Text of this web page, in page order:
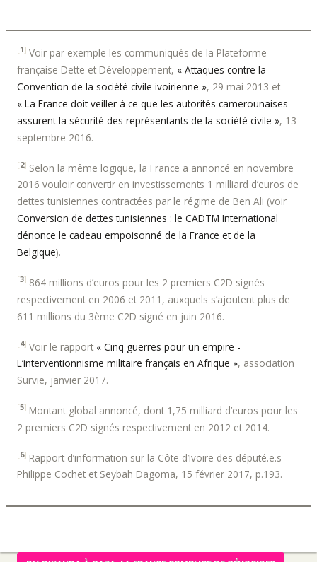
[1] Voir par exemple les communiqués de la Plateforme
française Dette et Développement, « Attaques contre la
Convention de la société civile ivoirienne », 29 mai 2013 et
« La France doit veiller à ce que les autorités camerounaises
assurent la sécurité des représentants de la société civile », 13
septembre 2016.
[2] Selon la même logique, la France a annoncé en novembre
2016 vouloir convertir en investissements 1 milliard d’euros de
dettes tunisiennes contractées par le régime de Ben Ali (voir
Conversion de dettes tunisiennes : le CADTM International
dénonce le cadeau empoisonné de la France et de la
Belgique).
[3] 864 millions d’euros pour les 2 premiers C2D signés
respectivement en 2006 et 2011, auxquels s’ajoutent plus de
611 millions du 3ème C2D signé en juin 2016.
[4] Voir le rapport « Cinq guerres pour un empire -
L’interventionnisme militaire français en Afrique », association
Survie, janvier 2017.
[5] Montant global annoncé, dont 1,75 milliard d’euros pour les
2 premiers C2D signés respectivement en 2012 et 2014.
[6] Rapport d’information sur la Côte d’Ivoire des député.e.s
Philippe Cochet et Seybah Dagoma, 15 février 2017, p.193.